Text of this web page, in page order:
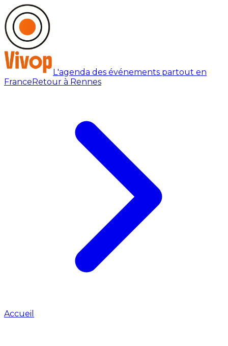
L'agenda des événements partout en
FranceRetour à Rennes
Accueil